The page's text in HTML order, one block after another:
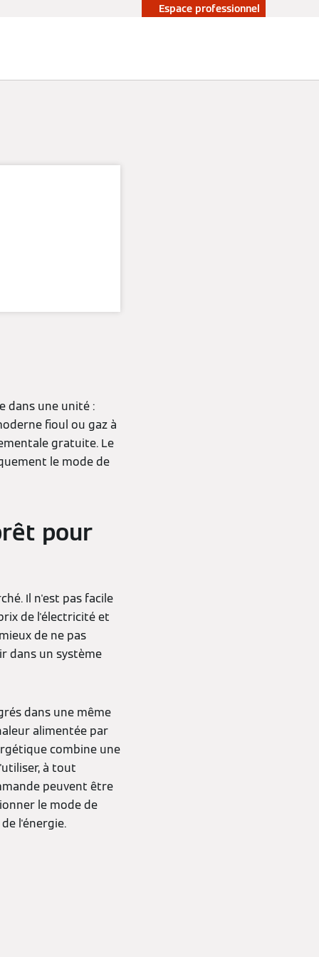
Espace professionnel
dans une unité :
fioul ou gaz à
gratuite. Le
le mode de
pour
Il n'est pas facile
de l'électricité et
de ne pas
dans un système
dans une même
alimentée par
combine une
à tout
peuvent être
le mode de
l'énergie.